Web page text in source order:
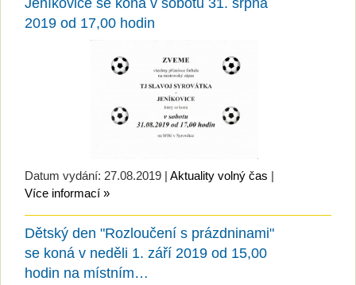
2019 od 17,00 hodin
Datum vydání: 27.08.2019 | Aktuality volný čas |
Více informací »
Dětský den "Rozloučení s prázdninami"
se koná v neděli 1. září 2019 od 15,00
hodin na místním…